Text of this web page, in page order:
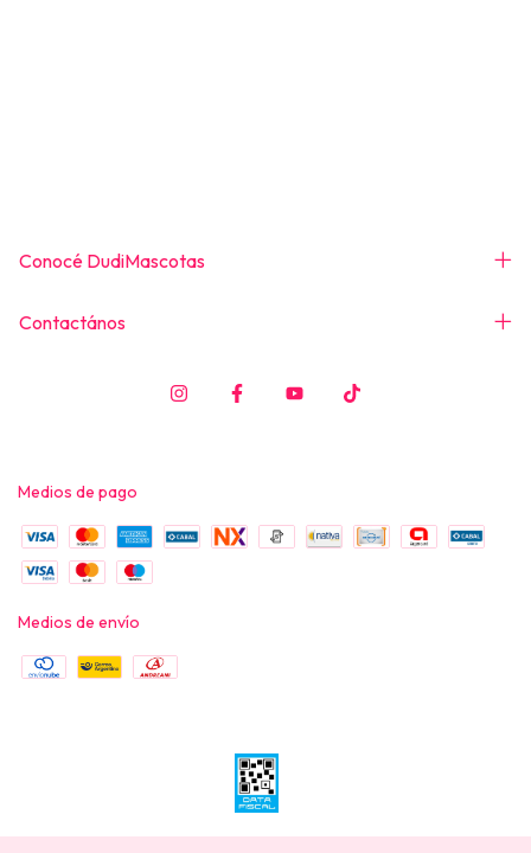
Conocé DudiMascotas
Contactános
Medios de pago
Medios de envío